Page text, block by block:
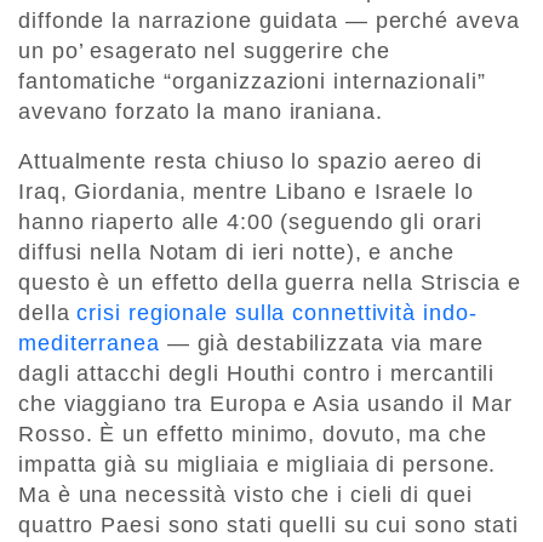
diffonde la narrazione guidata — perché aveva
un po’ esagerato nel suggerire che
fantomatiche “organizzazioni internazionali”
avevano forzato la mano iraniana.
Attualmente resta chiuso lo spazio aereo di
Iraq, Giordania, mentre Libano e Israele lo
hanno riaperto alle 4:00 (seguendo gli orari
diffusi nella Notam di ieri notte), e anche
questo è un effetto della guerra nella Striscia e
dellacrisi regionale sulla connettività indo-
mediterranea — già destabilizzata via mare
dagli attacchi degli Houthi contro i mercantili
che viaggiano tra Europa e Asia usando il Mar
Rosso. È un effetto minimo, dovuto, ma che
impatta già su migliaia e migliaia di persone.
Ma è una necessità visto che i cieli di quei
quattro Paesi sono stati quelli su cui sono stati